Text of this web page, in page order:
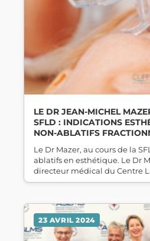
LE DR JEAN-MICHEL
SFLD : INDICATIONS
NON-ABLATIFS
Le Dr Mazer, au cours de la
ablatifs en esthétique. Le Dr
directeur médical du Centre
23 AVRIL 2024